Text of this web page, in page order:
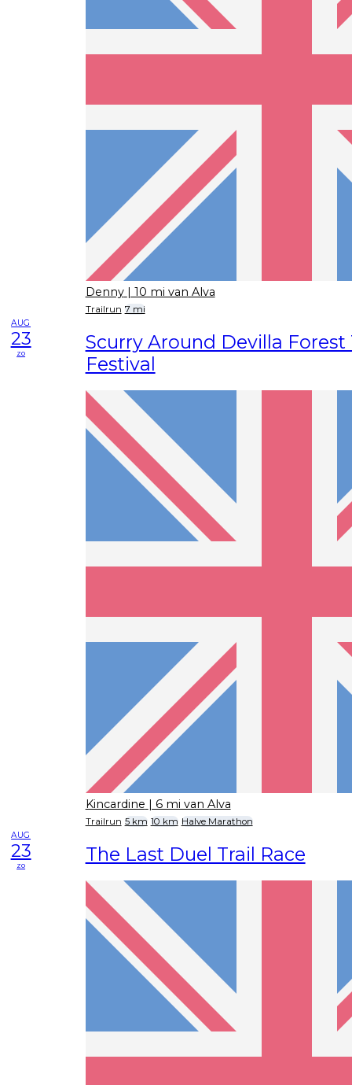
Denny | 10 mi van Alva
Trailrun 7 mi
AUG
23
zo
Scurry Around Devilla Forest
Festival
Kincardine | 6 mi van Alva
Trailrun 5 km 10 km Halve Marathon
AUG
23
zo The Last Duel Trail Race